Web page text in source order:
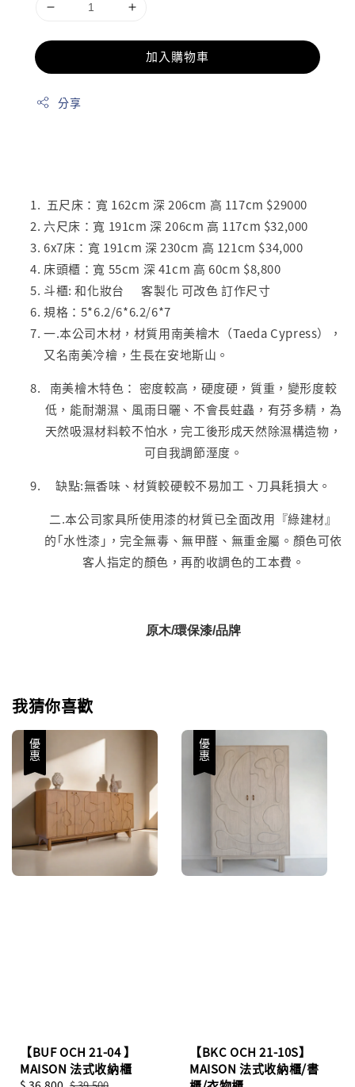
加入購物車
分享
五尺床：寬 162cm 深 206cm 高 117cm $29000
六尺床：寬 191cm 深 206cm 高 117cm $32,000
6x7床：寬 191cm 深 230cm 高 121cm $34,000
床頭櫃：寬 55cm 深 41cm 高 60cm $8,800
斗櫃: 和化妝台 客製化 可改色 訂作尺寸
規格：5*6.2/6*6.2/6*7
一.本公司木材，材質用南美檜木（Taeda Cypress），
又名南美冷檜，生長在安地斯山。
南美檜木特色： 密度較高，硬度硬，質重，變形度較
低，能耐潮濕、風雨日曬、不會長蛀蟲，有芬多精，為
天然吸濕材料較不怕水，完工後形成天然除濕構造物，
可自我調節溼度。
缺點:無香味、材質較硬較不易加工、刀具耗損大。
二.本公司家具所使用漆的材質已全面改用『綠建材』
的｢水性漆｣，完全無毒、無甲醛、無重金屬。顏色可依
客人指定的顏色，再酌收調色的工本費。
原木/環保漆/品牌
我猜你喜歡
優惠
【BUF OCH 21-04 】
MAISON 法式收納櫃
優惠
【BKC OCH 21-10S】
MAISON 法式收納櫃/書